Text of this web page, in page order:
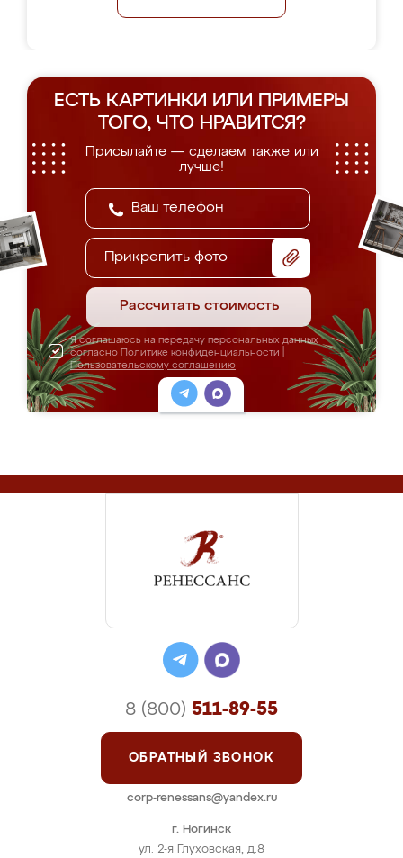
ЕСТЬ КАРТИНКИ ИЛИ ПРИМЕРЫ
ТОГО, ЧТО НРАВИТСЯ?
Присылайте — сделаем также или
лучше!
Прикрепить фото
Рассчитать стоимость
Я соглашаюсь на передачу персональных данных
согласно Политике конфиденциальности
Пользовательскому соглашению
г. Ногинск
ул. 2-я Глуховская, д.8
8 (800) 511-89-55
ОБРАТНЫЙ ЗВОНОК
corp-renessans@yandex.ru